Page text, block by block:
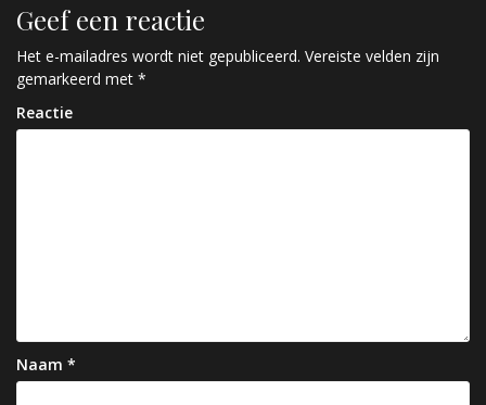
i
c
h
t
a
t
Geef een reactie
Het e-mailadres wordt niet gepubliceerd. Vereiste velden zijn
gemarkeerd met *
Reactie
Naam *